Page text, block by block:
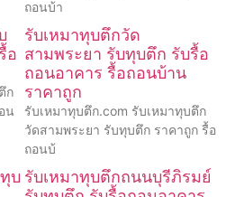
ถอนบ้า
อ
ก
น
รับเหมาทุบตึกวัด
สามพระยา รับทุบตึก รับรื้อ
ถอนอาคาร รื้อถอนบ้าน
ราคาถูก
รับเหมาทุบตึก.com รับเหมาทุบตึก
วัดสามพระยา รับทุบตึก ราคาถูก รื้อ
ถอนบ้
บ รับเหมาทุบตึกถนนบุรีภิรมย์